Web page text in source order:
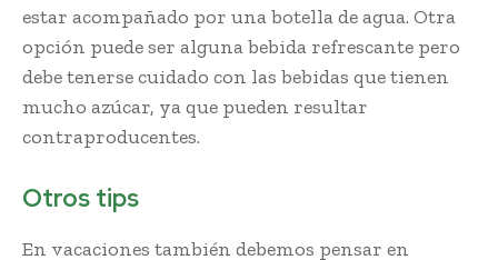
estar acompañado por una botella de agua. Otra
opción puede ser alguna bebida refrescante pero
debe tenerse cuidado con las bebidas que tienen
mucho azúcar, ya que pueden resultar
contraproducentes.
Otros tips
En vacaciones también debemos pensar en